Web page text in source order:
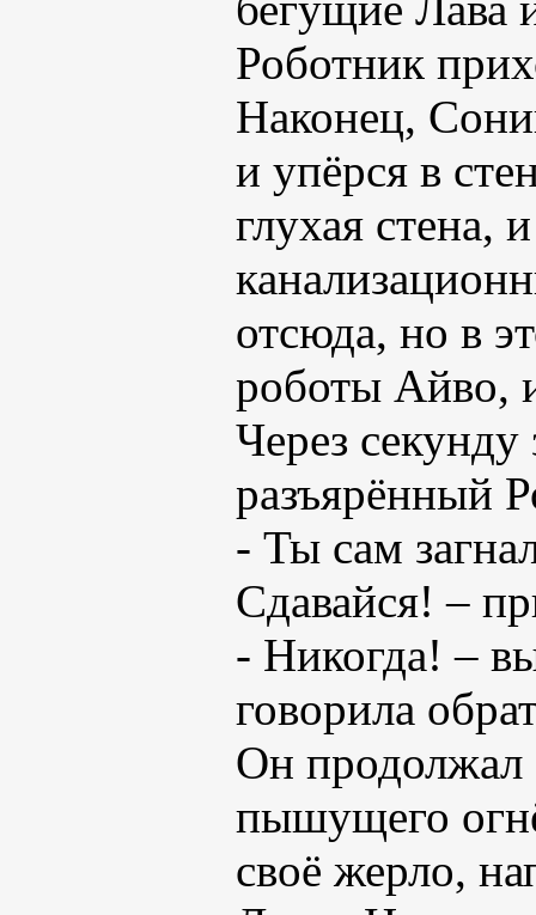
Роботник
Наконец,
и упёрся в
глухая стена,
отсюда, но в
роботы Айво,
Через
разъярённый
- Ты сам
Сдавайся! –
- Никогда! –
говорила
Он продолжал
пышущего
своё жерло,